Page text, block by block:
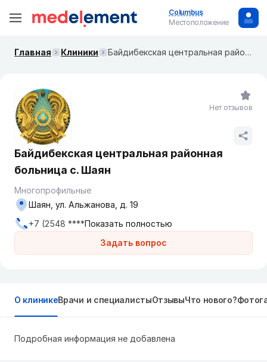
Columbus
Местоположение
Главная Клиники Байдибекская центральная районная больница с. Шаян
Байдибекская центральная районная
больница с. Шаян
Многопрофильные
Задать вопрос
Шаян, ул. Альжанова, д. 19
+7 (2548 ****Показать полностью
Нет отзывов
О клиникеВрачи и специалистыОтзывыЧто нового?
Подробная информация не добавлена